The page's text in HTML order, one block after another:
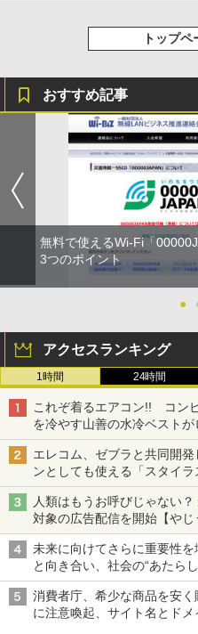
トップペ
おすすめ記事
無料で使えるWi-Fi「
3つのポイント
●
アクセスランキング
1時間 24時間
これぞ着るエアコン!! コン
を冷やす山善の水冷ベストが
ち・ざ・ろーど！その14】
エレコム、ゼブラと共同開
ンとしても使える「スタイ
も、持ち替えずに書き込める
人類はもうお呼びじゃない
対象の広告配信を開始【やじ
未来に向けてさらに重要性
と向き合い、社会の“あたら
消費者庁、希少な商品を安
に注意喚起、サイト名とド